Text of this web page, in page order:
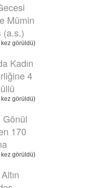
Mümin
(a.s.)
görüldü)
Kadın
4
görüldü)
Gönül
170
görüldü)